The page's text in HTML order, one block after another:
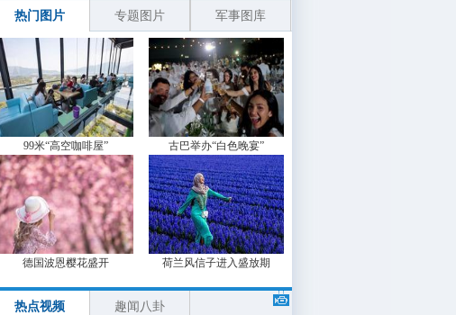
热门图片 专题图片 军事图库
99米“高空咖啡屋” 古巴举办“白色晚宴”
德国波恩樱花盛开 荷兰风信子进入盛放期
热点视频 趣闻八卦